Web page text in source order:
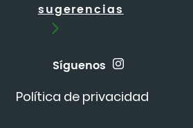
Política de privacidad
sugerencias
Síguenos